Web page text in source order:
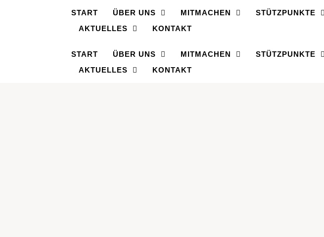
START ÜBER UNS MITMACHEN STÜTZPUNKTE
AKTUELLES
KONTAKT
START ÜBER UNS MITMACHEN STÜTZPUNKTE
AKTUELLES
KONTAKT